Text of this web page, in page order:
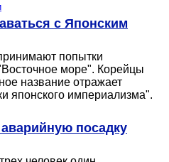
с Японским
попытки
море". Корейцы
название отражает
японского империализма".
посадку